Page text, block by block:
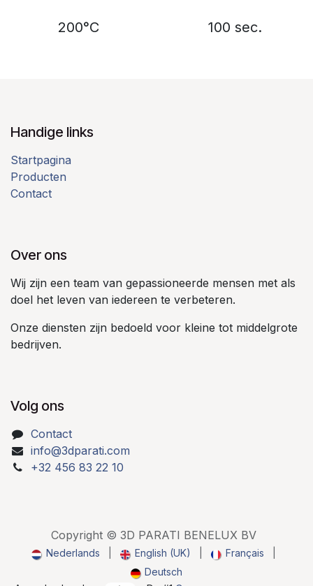
200°C 100 sec.
Handige links
Startpagina
Producten
Contact
Over ons
Wij zijn een team van gepassioneerde mensen met als
doel het leven van iedereen te verbeteren.
Onze diensten zijn bedoeld voor kleine tot middelgrote
bedrijven.
Volg ons
Contact
info@3dparati.com
+32 456 83 22 10
Copyright © 3D PARATI BENELUX BV
Nederlands English (UK) Français
Deutsch